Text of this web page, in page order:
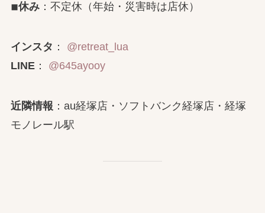
◾︎休み：不定休（年始・災害時は店休）
インスタ ：
@retreat_lua
LINE： @645ayooy
近隣情報 ：au経塚店・ソフトバンク経塚店・経塚
モノレール駅